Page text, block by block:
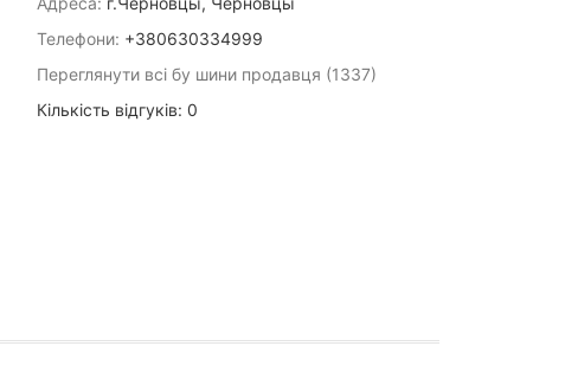
Телефони: +380630334999
Переглянути всі бу шини продавця (1337)
Кількість відгуків: 0